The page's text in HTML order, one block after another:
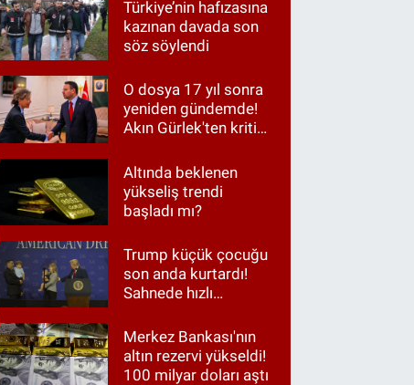
Türkiye’nin hafızasına
kazınan davada son
söz söylendi
O dosya 17 yıl sonra
yeniden gündemde!
Akın Gürlek'ten kritik
Altında beklenen
yükseliş trendi
başladı mı?
Trump küçük çocuğu
son anda kurtardı!
Sahnede hızlı
Merkez Bankası'nın
altın rezervi yükseldi!
100 milyar doları aştı